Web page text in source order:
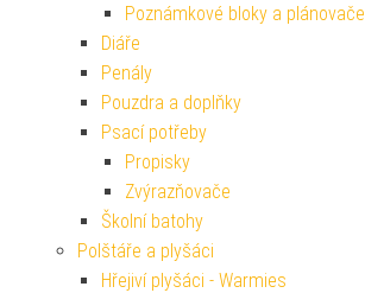
Poznámkové bloky a plánovače
Diáře
Penály
Pouzdra a doplňky
Psací potřeby
Propisky
Zvýrazňovače
Školní batohy
Polštáře a plyšáci
Hřejiví plyšáci - Warmies